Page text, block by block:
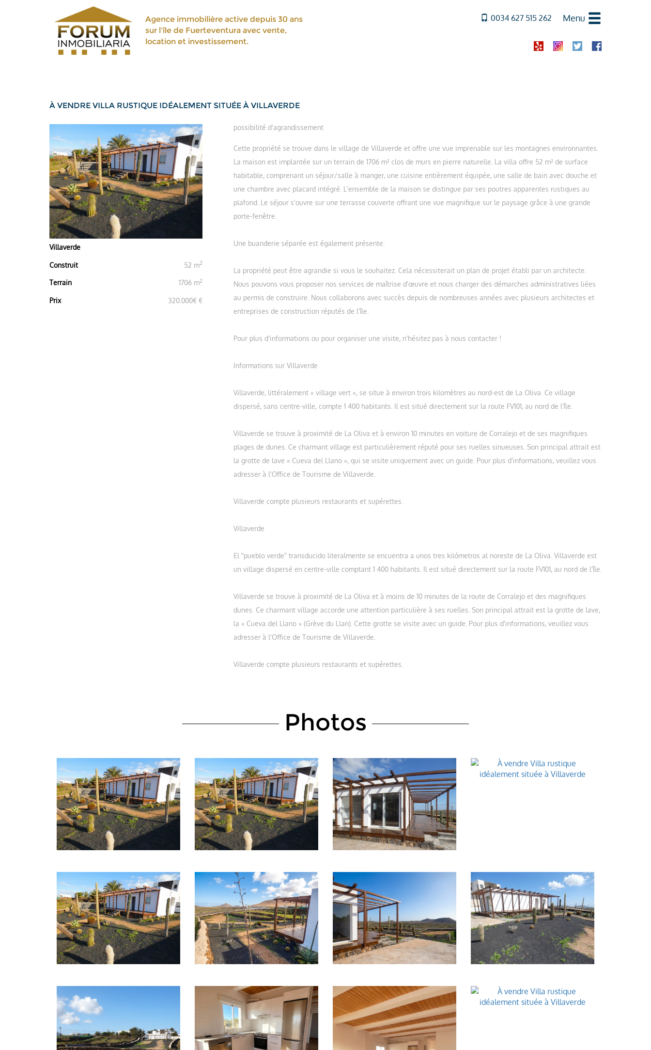
Agence immobilière active depuis 30 ans
sur l'île de Fuerteventura avec vente,
location et investissement.
0034 627 515 262 Menu
À VENDRE VILLA RUSTIQUE IDÉALEMENT SITUÉE À VILLAVERDE
Villaverde
Construit 52 m2
Terrain 1706 m2
Prix 320.000€ €
possibilité d'agrandissement
Cette propriété se trouve dans le village de Villaverde et offre une vue imprenable sur les montagnes environnantes.
La maison est implantée sur un terrain de 1706 m² clos de murs en pierre naturelle. La villa offre 52 m² de surface
habitable, comprenant un séjour/salle à manger, une cuisine entièrement équipée, une salle de bain avec douche et
une chambre avec placard intégré. L'ensemble de la maison se distingue par ses poutres apparentes rustiques au
plafond. Le séjour s'ouvre sur une terrasse couverte offrant une vue magnifique sur le paysage grâce à une grande
porte-fenêtre.
Une buanderie séparée est également présente.
La propriété peut être agrandie si vous le souhaitez. Cela nécessiterait un plan de projet établi par un architecte.
Nous pouvons vous proposer nos services de maîtrise d'œuvre et nous charger des démarches administratives liées
au permis de construire. Nous collaborons avec succès depuis de nombreuses années avec plusieurs architectes et
entreprises de construction réputés de l'île.
Pour plus d'informations ou pour organiser une visite, n'hésitez pas à nous contacter !
Informations sur Villaverde
Villaverde, littéralement « village vert », se situe à environ trois kilomètres au nord-est de La Oliva. Ce village
dispersé, sans centre-ville, compte 1 400 habitants. Il est situé directement sur la route FV101, au nord de l'île.
Villaverde se trouve à proximité de La Oliva et à environ 10 minutes en voiture de Corralejo et de ses magnifiques
plages de dunes. Ce charmant village est particulièrement réputé pour ses ruelles sinueuses. Son principal attrait est
la grotte de lave « Cueva del Llano », qui se visite uniquement avec un guide. Pour plus d'informations, veuillez vous
adresser à l'Office de Tourisme de Villaverde.
Villaverde compte plusieurs restaurants et supérettes.
Villaverde
El "pueblo verde" transducido literalmente se encuentra a unos tres kilómetros al noreste de La Oliva. Villaverde est
un village dispersé en centre-ville comptant 1 400 habitants. Il est situé directement sur la route FV101, au nord de l'île.
Villaverde se trouve à proximité de La Oliva et à moins de 10 minutes de la route de Corralejo et des magnifiques
dunes. Ce charmant village accorde une attention particulière à ses ruelles. Son principal attrait est la grotte de lave,
la « Cueva del Llano » (Grève du Llan). Cette grotte se visite avec un guide. Pour plus d'informations, veuillez vous
adresser à l'Office de Tourisme de Villaverde.
Villaverde compte plusieurs restaurants et supérettes.
Photos